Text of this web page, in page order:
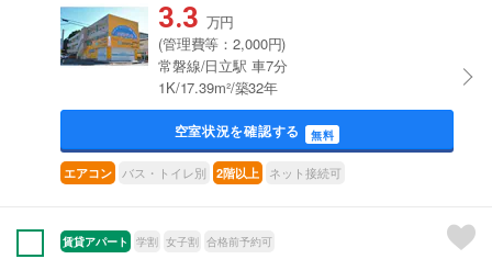
3.3 万円
(管理費等：2,000円)
常磐線/日立駅 車7分
1K/17.39m²/築32年
空室状況を確認する 無料
エアコン バス・トイレ別 2階以上 ネット接続可
賃貸アパート 学割 女子割 合格前予約可